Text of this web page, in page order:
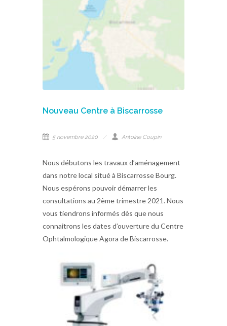
Nouveau Centre à Biscarrosse
5 novembre 2020 Antoine Coupin
Nous débutons les travaux d’aménagement
dans notre local situé à Biscarrosse Bourg.
Nous espérons pouvoir démarrer les
consultations au 2ème trimestre 2021. Nous
vous tiendrons informés dès que nous
connaitrons les dates d’ouverture du Centre
Ophtalmologique Agora de Biscarrosse.